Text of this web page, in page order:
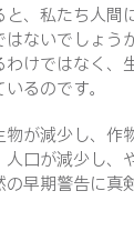
と、私たち人間
はないでしょう
けではなく、
るのです。
が減少し、作
口が減少し、
早期警告に真